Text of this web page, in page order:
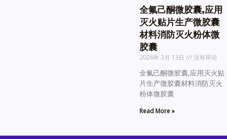
全氟己酮微胶囊,应用
灭火贴片生产微胶囊
材料消防灭火粉体微
胶囊
2026年 3月 13日 没有评论
全氟己酮微胶囊,应用灭火贴
片生产微胶囊材料消防灭火
粉体微胶囊
Read More »